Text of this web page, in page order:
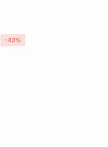
-43%